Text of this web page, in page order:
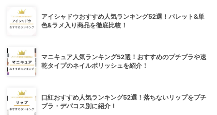
アイシャドウおすすめ人気ランキング52選！パレット&単
色&ラメ入り商品を徹底比較！
マニキュア人気ランキング52選！おすすめのプチプラや速
乾タイプのネイルポリッシュを紹介！
口紅おすすめ人気ランキング52選！落ちないリップをプチ
プラ・デパコス別に紹介！